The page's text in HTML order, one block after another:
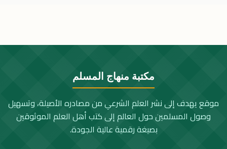
مكتبة منهاج المسلم
موقع يهدف إلى نشر العلم الشرعي من مصادره الأصيلة، وتسهيل
وصول المسلمين حول العالم إلى كتب أهل العلم الموثوقين
بصيغة رقمية عالية الجودة.